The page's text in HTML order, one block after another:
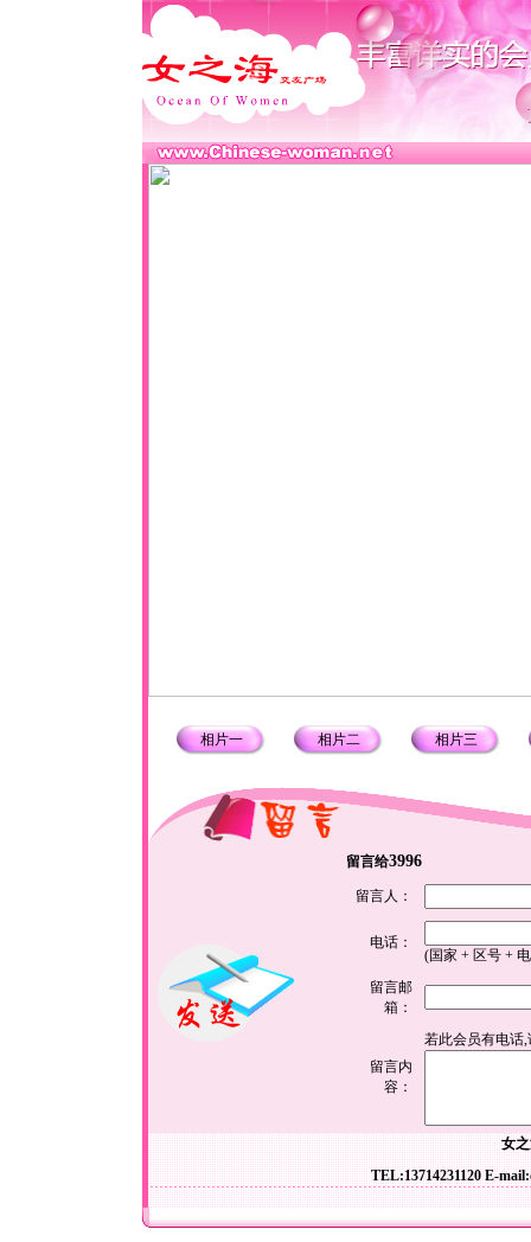
相片一 相片二 相片三
留言给3996
留言人：
电话：
(国家 + 区号 +
留言邮
箱：
留言内
容：
若此会员有电话
女
TEL:13714231120 E-mail: